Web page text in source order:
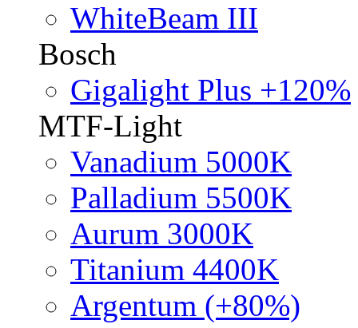
WhiteBeam III
Bosch
Gigalight Plus +120%
MTF-Light
Vanadium 5000K
Palladium 5500K
Aurum 3000K
Titanium 4400K
Argentum (+80%)